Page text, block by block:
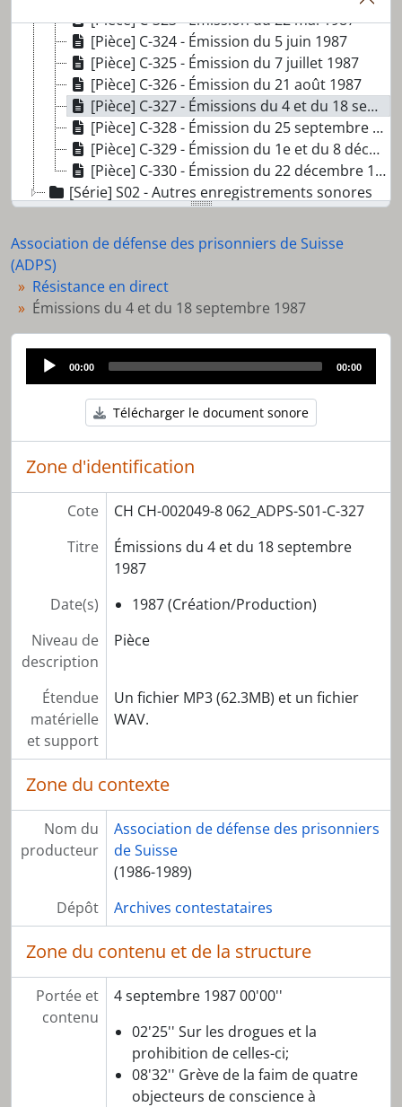
[Pièce] C-323 - Émission du 22 mai 1987
[Pièce] C-324 - Émission du 5 juin 1987
[Pièce] C-325 - Émission du 7 juillet 1987
[Pièce] C-326 - Émission du 21 août 1987
[Pièce] C-327 - Émissions du 4 et du 18 septembre 1987
[Pièce] C-328 - Émission du 25 septembre 1987
[Pièce] C-329 - Émission du 1e et du 8 décembre 1987
[Pièce] C-330 - Émission du 22 décembre 1987
[Série] S02 - Autres enregistrements sonores
Association de défense des prisonniers de Suisse
(ADPS)
Résistance en direct
Émissions du 4 et du 18 septembre 1987
Audio
Player
00:00 00:00
Télécharger le document sonore
Zone d'identification
Cote
CH CH-002049-8 062_ADPS-S01-C-327
Titre
Émissions du 4 et du 18 septembre
1987
Date(s)
1987 (Création/Production)
Niveau de
description
Pièce
Étendue
matérielle
et support
Un fichier MP3 (62.3MB) et un fichier
WAV.
Zone du contexte
Nom du
producteur
Association de défense des prisonniers
de Suisse
(1986-1989)
Dépôt
Archives contestataires
Zone du contenu et de la structure
Portée et
contenu
4 septembre 1987 00'00''
02'25'' Sur les drogues et la
prohibition de celles-ci;
08'32'' Grève de la faim de quatre
objecteurs de conscience à